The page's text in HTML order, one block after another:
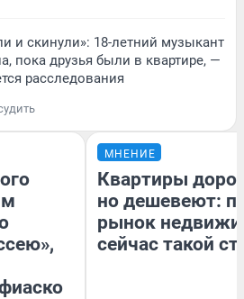
и скинули»: 18-летний музыкант
пока друзья были в квартире, —
расследования
МНЕНИЕ
Квартиры
но дешевеют:
рынок
сейчас такой